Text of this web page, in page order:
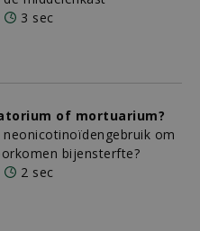
3 sec
of mortuarium?
neonicotinoïdengebruik om
bijensterfte?
2 sec